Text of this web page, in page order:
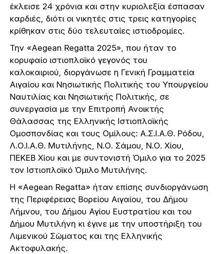
έκλεισε 24 χρόνια και στην κυριολεξία έσπασαν
καρδιές, διότι οι νικητές στις τρεις κατηγορίες
κρίθηκαν στις δύο τελευταίες ιστιοδρομίες.
Την «Aegean Regatta 2025», που ήταν το
κορυφαίο ιστιοπλοϊκό γεγονός του
καλοκαιριού, διοργάνωσε η Γενική Γραμματεία
Αιγαίου και Νησιωτικής Πολιτικής του Υπουργείου
Ναυτιλίας και Νησιωτικής Πολιτικής, σε
συνεργασία με την Επιτροπή Ανοικτής
Θάλασσας της Ελληνικής Ιστιοπλοϊκής
Ομοσπονδίας και τους Ομίλους: Α.Σ.Ι.Α.Θ. Ρόδου,
Λ.Ο.Ι.Α.Θ. Μυτιλήνης, Ν.Ο. Σάμου, Ν.Ο. Χίου,
ΠΕΚΕΒ Χίου και με συντονιστή Όμιλο για το 2025
τον Ιστιοπλοϊκό Όμιλο Μυτιλήνης.
Η «Aegean Regatta» ήταν επίσης συνδιοργάνωση
της Περιφέρειας Βορείου Αιγαίου, του Δήμου
Λήμνου, του Δήμου Αγίου Ευστρατίου και του
Δήμου Μυτιλήνη κι έγινε με την υποστήριξη του
Λιμενικού Σώματος και της Ελληνικής
Ακτοφυλακής.